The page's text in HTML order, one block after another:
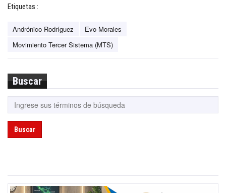
Etiquetas :
Andrónico Rodríguez
Evo Morales
Movimiento Tercer Sistema (MTS)
Buscar
Buscar